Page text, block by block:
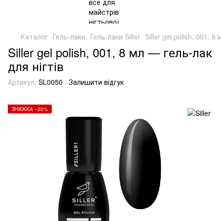
Каталог Гель-лаки Гель-лаки Siller Siller gel polish, 001, 8
Siller gel polish, 001, 8 мл — гель-лак
для нігтів
Артикул: SL0050 Залишити відгук
ЗНИЖКА −20%